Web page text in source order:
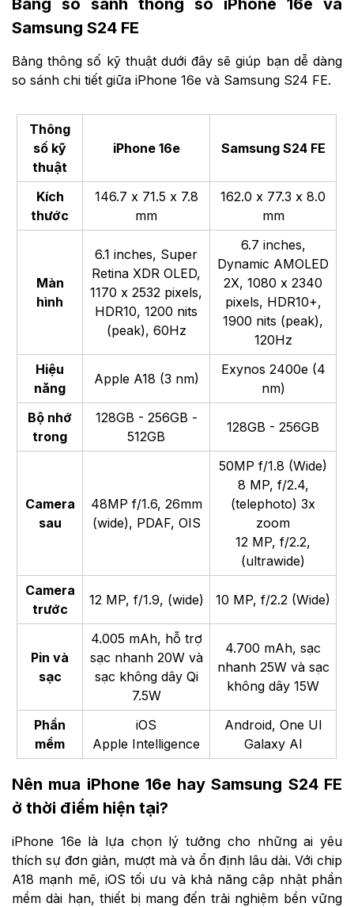
Bảng so sánh thông số iPhone 16e và
Samsung S24 FE
Bảng thông số kỹ thuật dưới đây sẽ giúp bạn dễ dàng
so sánh chi tiết giữa iPhone 16e và Samsung S24 FE.
Thông
số kỹ
thuật
iPhone 16e Samsung S24 FE
Kích
thước
146.7 x 71.5 x 7.8
mm
162.0 x 77.3 x 8.0
mm
Màn
hình
6.1 inches, Super
Retina XDR OLED,
1170 x 2532 pixels,
HDR10, 1200 nits
(peak), 60Hz
6.7 inches,
Dynamic AMOLED
2X, 1080 x 2340
pixels, HDR10+,
1900 nits (peak),
120Hz
Hiệu
năng
Apple A18 (3 nm)
Exynos 2400e (4
nm)
Bộ nhớ
trong
128GB - 256GB -
512GB
128GB - 256GB
Camera
sau
48MP f/1.6, 26mm
(wide), PDAF, OIS
50MP f/1.8 (Wide)
8 MP, f/2.4,
(telephoto) 3x
zoom
12 MP, f/2.2,
(ultrawide)
Camera
trước
12 MP, f/1.9, (wide) 10 MP, f/2.2 (Wide)
Pin và
sạc
4.005 mAh, hỗ trợ
sạc nhanh 20W và
sạc không dây Qi
7.5W
4.700 mAh, sạc
nhanh 25W và sạc
không dây 15W
Phần
mềm
iOS
Apple Intelligence
Android, One UI
Galaxy AI
Nên mua iPhone 16e hay Samsung S24 FE
ở thời điểm hiện tại?
iPhone 16e là lựa chọn lý tưởng cho những ai yêu
thích sự đơn giản, mượt mà và ổn định lâu dài. Với chip
A18 mạnh mẽ, iOS tối ưu và khả năng cập nhật phần
mềm dài hạn, thiết bị mang đến trải nghiệm bền vững